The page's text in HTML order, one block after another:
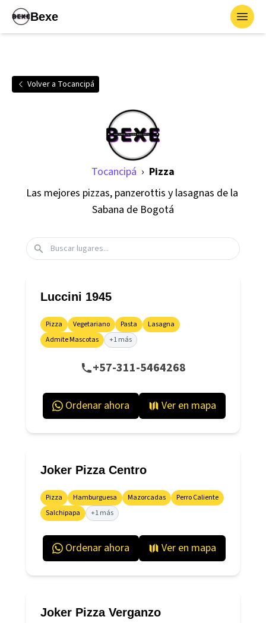
Bexe
Volver a Tocancipá
Tocancipá › Pizza
Las mejores pizzas, panzerottis y lasagnas de la
Sabana de Bogotá
Luccini 1945
Pizza Vegetariano Pasta
Lasagna
Admite Mascotas
+1 más
+57-311-5464268
Ordenar ahora Ver en mapa
Joker Pizza Centro
Pizza Hamburguesa Mazorcadas
Perro Caliente
Salchipapa
+1 más
Ordenar ahora Ver en mapa
Joker Pizza Verganzo